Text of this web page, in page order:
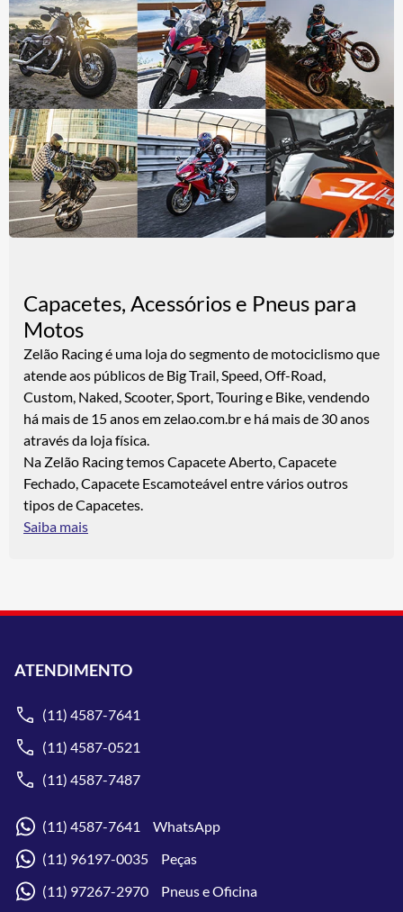
Capacetes, Acessórios e Pneus para
Motos
Zelão Racing é uma loja do segmento de motociclismo que
atende aos públicos de Big Trail, Speed, Off-Road,
Custom, Naked, Scooter, Sport, Touring e Bike, vendendo
há mais de 15 anos em zelao.com.br e há mais de 30 anos
através da loja física.
Na Zelão Racing temos Capacete Aberto, Capacete
Fechado, Capacete Escamoteável entre vários outros
tipos de Capacetes.
Saiba mais
ATENDIMENTO
(11) 4587-7641
(11) 4587-0521
(11) 4587-7487
(11) 4587-7641 WhatsApp
(11) 96197-0035 Peças
(11) 97267-2970 Pneus e Oficina